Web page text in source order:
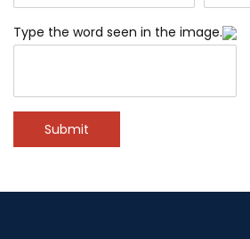
Type the word seen in the image.
Submit